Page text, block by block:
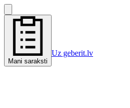
Mani saraksti
Uz geberit.lv